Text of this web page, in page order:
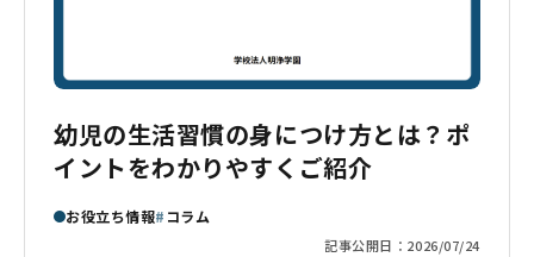
幼児の生活習慣の身につけ方とは？ポ
イントをわかりやすくご紹介
お役立ち情報 コラム
記事公開日： 2026/07/24